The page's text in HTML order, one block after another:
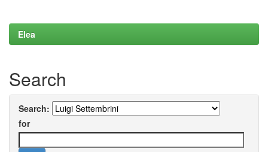
Elea
Search
Search:
for